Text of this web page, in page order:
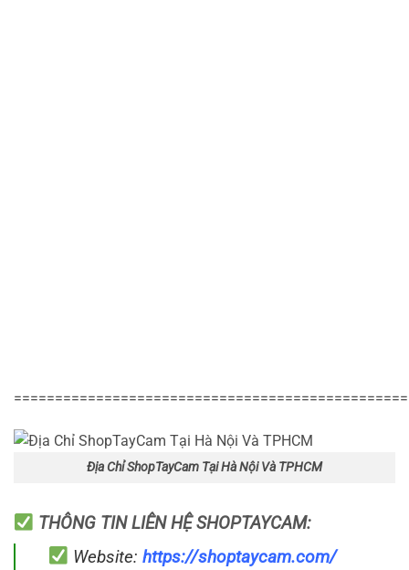
Địa Chỉ ShopTayCam Tại Hà Nội Và TPHCM
THÔNG TIN LIÊN HỆ SHOPTAYCAM:
Website: https://shoptaycam.com/